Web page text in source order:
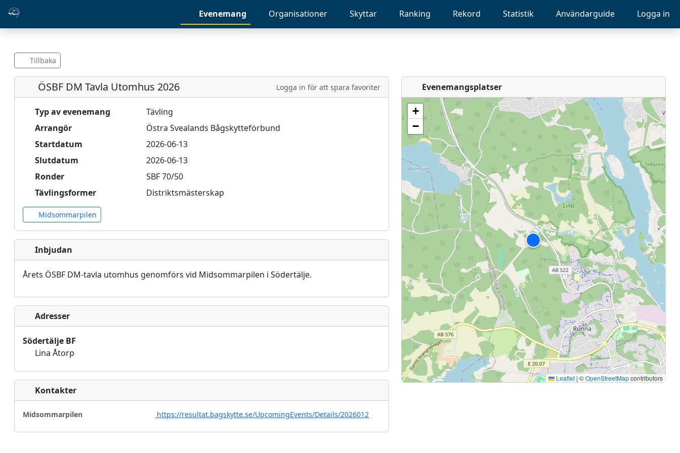
Evenemang Organisationer Skyttar Ranking Rekord Statistik Användarguide Logga in
Tillbaka
ÖSBF DM Tavla Utomhus 2026 Logga in för att spara favoriter
Typ av evenemang
Tävling
Arrangör
Östra Svealands Bågskytteförbund
Startdatum
2026-06-13
Slutdatum
2026-06-13
Ronder
SBF 70/50
Tävlingsformer
Distriktsmästerskap
Midsommarpilen
Inbjudan
Årets ÖSBF DM-tavla utomhus genomförs vid Midsommarpilen i Södertälje.
Adresser
Södertälje BF
Lina Åtorp
Kontakter
Midsommarpilen https://resultat.bagskytte.se/UpcomingEvents/Details/2026012
Evenemangsplatser
+
−
Leaflet | ©OpenStreetMapcontributors